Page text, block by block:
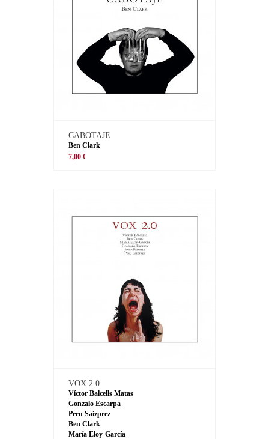
CABOTAJE
Ben Clark
7,00 €
VOX 2.0
Víctor Balcells Matas
Gonzalo Escarpa
Peru Saizprez
Ben Clark
María Eloy-García